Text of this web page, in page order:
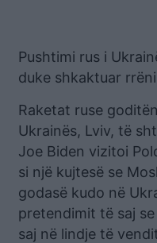
Pushtimi rus i
duke shkaktuar
Raketat ruse
Ukrainës, Lviv, të
Joe Biden vizitoi
si një kujtesë se
godasë kudo në
pretendimit të saj
saj në lindje të